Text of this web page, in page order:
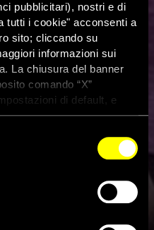
pubblicitari), nostri e di
tutti i cookie" acconsenti a
sito; cliccando su
informazioni sui
La chiusura del banner
comando “X”
di default, e
con i cookie